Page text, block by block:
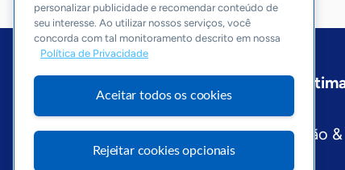
Sobre a ASN
Editorias
Economia & PolíticaInovação
personalizar publicidade e recomendar conteúdo de
seu interesse. Ao utilizar nossos serviços, você
concorda com tal monitoramento descrito em nossa
Política de Privacidade
Aceitar todos os cookies
Rejeitar cookies opcionais